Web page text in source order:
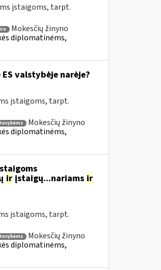
įstaigoms, tarpt.
Mokesčių žinyno
diplomatinėms,
valstybėje narėje?
įstaigoms, tarpt.
Mokesčių žinyno
diplomatinėms,
irįstaigų...nariams ir
įstaigoms, tarpt.
Mokesčių žinyno
diplomatinėms,